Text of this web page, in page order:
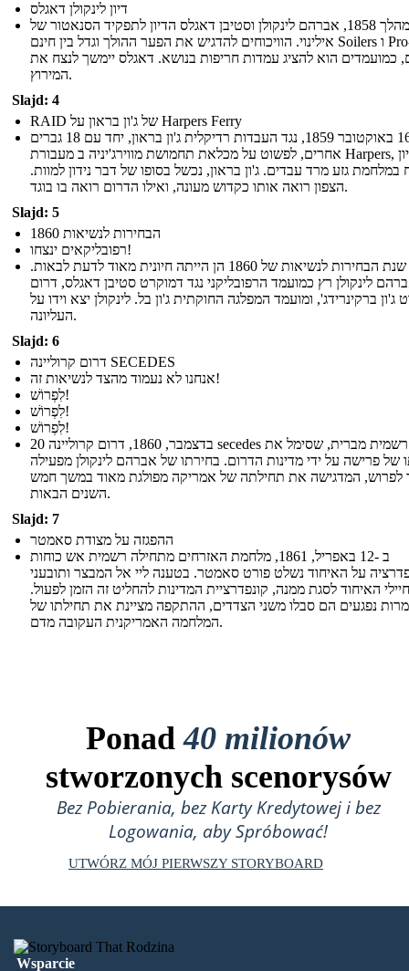
דיון לינקולן דאגלס
במהלך 1858, אברהם לינקולן וסטיבן דאגלס הדיון לתפקיד הסנאטור של
אילינוי. הוויכוחים להדגיש את הפער ההולך וגדל בין חינם Soilers ו Pro-סוחרי
כמועמדים הוא להציג עמדות חריפות בנושא. דאגלס יימשך לנצח את
המירוץ.
Slajd: 4
RAID של ג'ון בראון על Harpers Ferry
ב- 16 באוקטובר 1859, נגד העבדות רדיקלית ג'ון בראון, יחד עם 18 גברים
אחרים, לפשוט על מכלאת תחמושת מווירג'יניה ב מעבורת Harpers, בניסיון
במלחמת גזע מרד עבדים. ג'ון בראון, נכשל בסופו של דבר נידון למוות.
הצפון רואה אותו כקדוש מעונה, ואילו הדרום רואה בו בוגד.
Slajd: 5
הבחירות לנשיאות 1860
רפובליקאים ינצחו!
שנת הבחירות לנשיאות של 1860 הן הייתה חיונית מאוד לדעת לבאות.
לינקולן רץ כמועמד הרפובליקני נגד דמוקרט סטיבן דאגלס, דרום
ג'ון ברקינרידג', ומועמד המפלגה החוקתית ג'ון בל. לינקולן יצא וידו על
העליונה.
Slajd: 6
דרום קרוליינה SECEDES
אנחנו לא נעמוד מהצד לנשיאות זה!
לִפְרוֹשׁ!
לִפְרוֹשׁ!
לִפְרוֹשׁ!
20 בדצמבר, 1860, דרום קרוליינה secedes רשמית מברית, שסימל את
של פרישה על ידי מדינות הדרום. בחירתו של אברהם לינקולן מפעילה
לפרוש, המדגישה את תחילתה של אמריקה מפולגת מאוד במשך חמש
השנים הבאות.
Slajd: 7
ההפגזה על מצודת סאמטר
ב -12 באפריל, 1861, מלחמת האזרחים מתחילה רשמית אש כוחות
על האיחוד נשלט פורט סאמטר. בטענה ליי אל המבצר ותובעני
חיילי האיחוד לסגת ממנה, קונפדרציית המדינות להחליט זה הזמן לפעול.
נפגעים הם סבלו משני הצדדים, ההתקפה מציינת את תחילתו של
המלחמה האמריקנית העקובה מדם.
Ponad40 milionów
stworzonych scenorysów
Bez Pobierania, bez Karty Kredytowej i bez
Logowania, aby Spróbować!
UTWÓRZ MÓJ PIERWSZY STORYBOARD
Wsparcie